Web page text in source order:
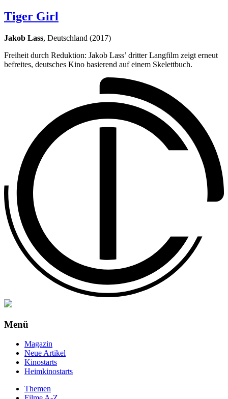
Tiger Girl
Jakob Lass, Deutschland (2017)
Freiheit durch Reduktion: Jakob Lass’ dritter Langfilm zeigt erneut
befreites, deutsches Kino basierend auf einem Skelettbuch.
Menü
Magazin
Neue Artikel
Kinostarts
Heimkinostarts
Themen